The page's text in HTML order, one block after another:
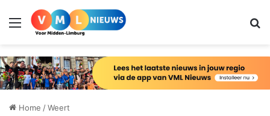
Menu
Home /Weert